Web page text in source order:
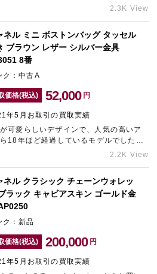
きました。ヴィンテージシャネルは、
2.3K View
ネル ミニ ボストンバッグ タッセル
ブラウン レザー シルバー金具
8番
ク：中古A
価格(税込) 52,000 円
年5月お取引の買取実績
可愛らしいデザインで、人気の高いア
18年ほど経過しているモデルでした
ようで比較的良好な状態でした。現在
2.2K View
ネル クラシック チェーンウォレッ
ラック キャビアスキン ゴールド金
ク：新品
価格(税込) 200,000 円
年5月お取引の買取実績